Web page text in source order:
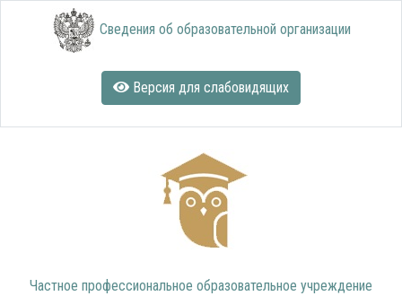
Сведения об образовательной организации
Версия для слабовидящих
Частное профессиональное образовательное учреждение